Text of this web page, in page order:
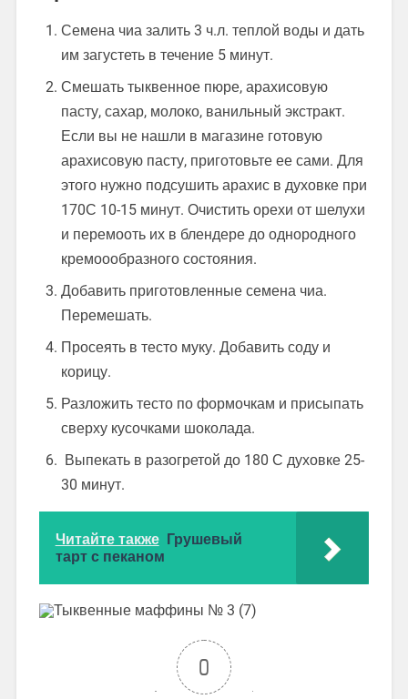
Семена чиа залить 3 ч.л. теплой воды и дать
им загустеть в течение 5 минут.
Смешать тыквенное пюре, арахисовую
пасту, сахар, молоко, ванильный экстракт.
Если вы не нашли в магазине готовую
арахисовую пасту, приготовьте ее сами. Для
этого нужно подсушить арахис в духовке при
170С 10-15 минут. Очистить орехи от шелухи
и перемооть их в блендере до однородного
кремоообразного состояния.
Добавить приготовленные семена чиа.
Перемешать.
Просеять в тесто муку. Добавить соду и
корицу.
Разложить тесто по формочкам и присыпать
сверху кусочками шоколада.
Выпекать в разогретой до 180 С духовке 25-
30 минут.
Читайте также Грушевый
тарт с пеканом
0